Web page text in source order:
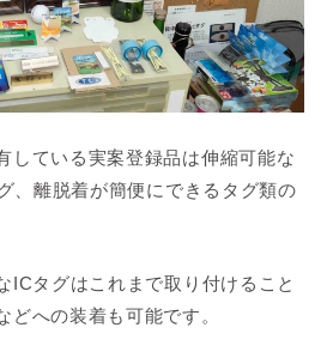
している実案登録品は伸縮可能な
、離脱着が簡便にできるタグ類の
ICタグはこれまで取り付けること
どへの装着も可能です。